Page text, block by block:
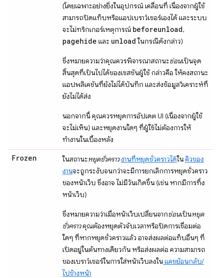
(โดยเฉพาะอย่างยิ่งในอุปกรณ์ เคลื่อนที่ เนื่องจากผู้ใช้
สามารถปิดแท็บหรือแอปเบราว์เซอร์เองได้ และระบบ
จะไม่ทริกเกอร์เหตุการณ์ beforeunload,
pagehide และ unloadในกรณีดังกล่าว)
ซึ่งหมายความว่าคุณควรพิจารณาสถานะซ่อนเป็นจุด
สิ้นสุดที่เป็นไปได้ของเซสชันผู้ใช้ กล่าวคือ ให้คงสถานะ
แอปพลิเคชันที่ยังไม่ได้บันทึก และส่งข้อมูลวิเคราะห์ที่
ยังไม่ได้ส่ง
นอกจากนี้ คุณควรหยุดการอัปเดต UI (เนื่องจากผู้ใช้
จะไม่เห็น) และหยุดงานใดๆ ที่ผู้ใช้ไม่ต้องการให้
ทำงานในเบื้องหลัง
Frozen ในสถานะหยุดชั่วคราวงานที่หยุดชั่วคราวได้ในคิวของ
งานจะถูกระงับจนกว่าจะมีการยกเลิกการหยุดชั่วคราว
ของหน้าเว็บ ซึ่งอาจ ไม่มีวันเกิดขึ้น (เช่น หากมีการทิ้ง
หน้าเว็บ)
ซึ่งหมายความว่าเมื่อหน้าเว็บเปลี่ยนจากซ่อนเป็นหยุด
ชั่วคราวคุณต้องหยุดตัวจับเวลาหรือปิดการเชื่อมต่อ
ใดๆ ที่หากหยุดชั่วคราวแล้ว อาจส่งผลต่อแท็บอื่นๆ ที่
เปิดอยู่ในต้นทางเดียวกัน หรือส่งผลต่อ ความสามารถ
ของเบราว์เซอร์ในการใส่หน้าเว็บลงในแคชย้อนกลับ/
ไปข้างหน้า